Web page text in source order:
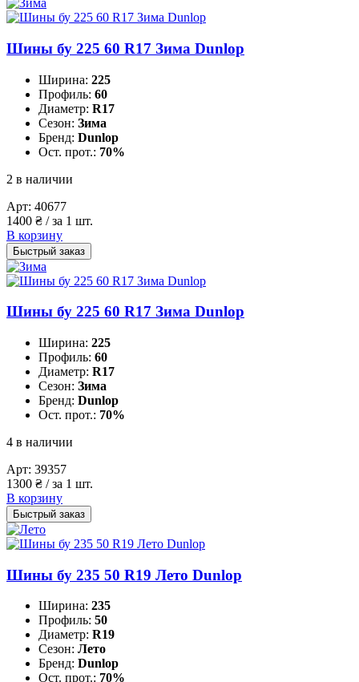
Шины бу 225 60 R17 Зима Dunlop
Ширина: 225
Профиль: 60
Диаметр: R17
Сезон: Зима
Бренд: Dunlop
Ост. прот.: 70%
2 в наличии
Арт: 40677
1400 ₴ / за 1 шт.
В корзину
Быстрый заказ
Шины бу 225 60 R17 Зима Dunlop
Ширина: 225
Профиль: 60
Диаметр: R17
Сезон: Зима
Бренд: Dunlop
Ост. прот.: 70%
4 в наличии
Арт: 39357
1300 ₴ / за 1 шт.
В корзину
Быстрый заказ
Шины бу 235 50 R19 Лето Dunlop
Ширина: 235
Профиль: 50
Диаметр: R19
Сезон: Лето
Бренд: Dunlop
Ост. прот.: 70%